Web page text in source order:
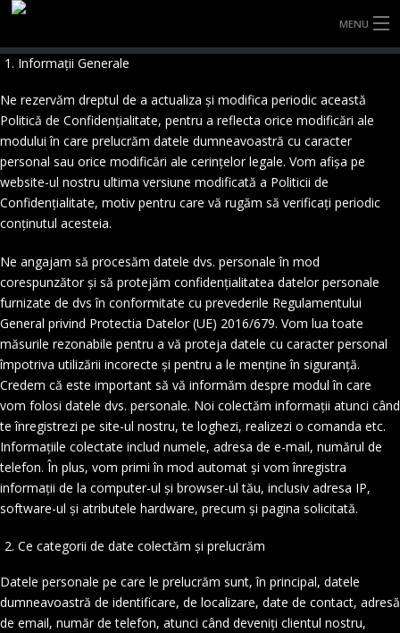
MENU
ACASĂ
DESPRE
SERVICE ROȚI
DAUNE
MAȘINĂ LA SCHIMB
VEHICULE ELECTRICE
BLOG
MAGAZIN
CONTACT
Informații Generale
Ne rezervăm dreptul de a actualiza și modifica periodic această
Politică de Confidențialitate, pentru a reflecta orice modificări ale
modului în care prelucrăm datele dumneavoastră cu caracter
personal sau orice modificări ale cerințelor legale. Vom afișa pe
website-ul nostru ultima versiune modificată a Politicii de
Confidențialitate, motiv pentru care vă rugăm să verificați periodic
conținutul acesteia.
Ne angajam să procesăm datele dvs. personale în mod
corespunzător și să protejăm confidențialitatea datelor personale
furnizate de dvs în conformitate cu prevederile Regulamentului
General privind Protectia Datelor (UE) 2016/679. Vom lua toate
măsurile rezonabile pentru a vă proteja datele cu caracter personal
împotriva utilizării incorecte și pentru a le menține în siguranță.
Credem că este important să vă informăm despre modul în care
vom folosi datele dvs. personale. Noi colectăm informații atunci când
te înregistrezi pe site-ul nostru, te loghezi, realizezi o comanda etc.
Informațiile colectate includ numele, adresa de e-mail, numărul de
telefon. În plus, vom primi în mod automat și vom înregistra
informații de la computer-ul și browser-ul tău, inclusiv adresa IP,
software-ul și atributele hardware, precum și pagina solicitată.
Ce categorii de date colectăm și prelucrăm
Datele personale pe care le prelucrăm sunt, în principal, datele
dumneavoastră de identificare, de localizare, date de contact, adresă
de email, număr de telefon, atunci când deveniți clientul nostru,